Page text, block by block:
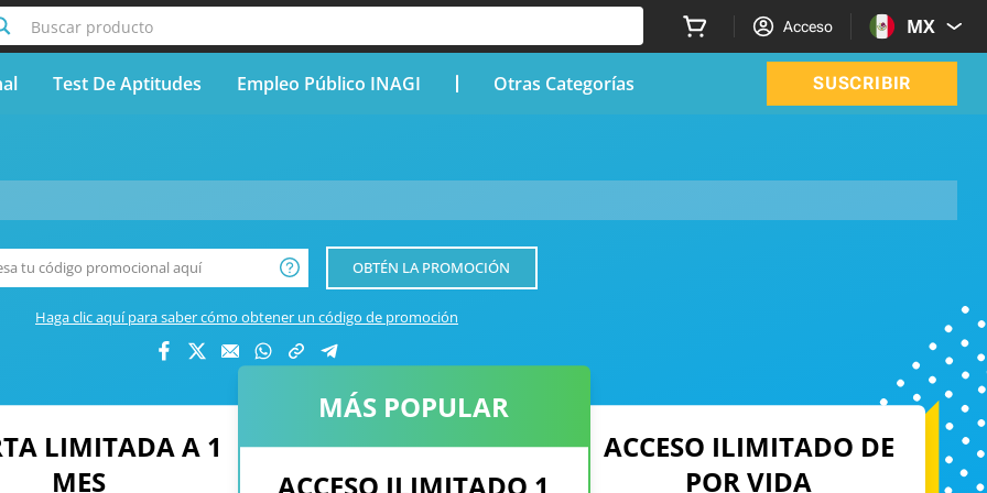
Buscar producto Acceso MX
Test De Aptitudes Empleo Público INAGI Otras Categorías SUSCRIBIR
OBTÉN LA PROMOCIÓN
Haga clic aquí para saber cómo obtener un código de promoción
LIMITADA A 1
MES
MÁS POPULAR
ACCESO ILIMITADO DE
POR VIDA